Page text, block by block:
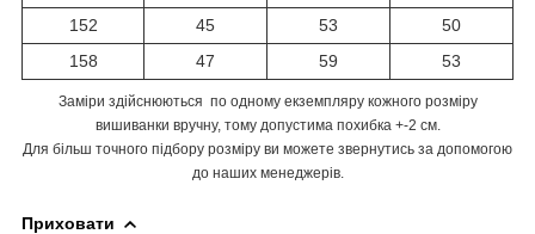
152
45 53
50
158
47 59 53
Заміри здійснюються по одному екземпляру кожного розміру
вишиванки вручну, тому допустима похибка +-2 см.
Для більш точного підбору розміру ви можете звернутись за допомогою
до наших менеджерів.
Приховати